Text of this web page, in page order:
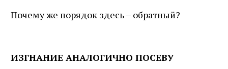
Почему же порядок здесь – обратный?
ИЗГНАНИЕ АНАЛОГИЧНО ПОСЕВУ